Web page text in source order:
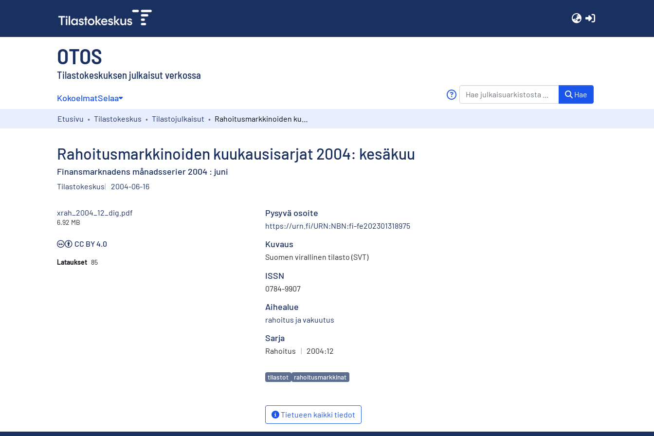
OTOS
Tilastokeskuksen julkaisut verkossa
KokoelmatSelaa Hae
Etusivu Tilastokeskus Tilastojulkaisut
Rahoitusmarkkinoiden kuukausisarjat 2004: kesäkuu
Finansmarknadens månadsserier 2004 : juni
Tilastokeskus 2004-06-16
xrah_2004_12_dig.pdf
6.92 MB
CC BY 4.0
Lataukset 85
Pysyvä osoite
https://urn.fi/URN:NBN:fi-fe202301318975
Kuvaus
Suomen virallinen tilasto (SVT)
ISSN
0784-9907
Aihealue
rahoitus ja vakuutus
Sarja
Rahoitus | 2004:12
Avainsanat
tilastot rahoitusmarkkinat
Tietueen kaikki tiedot